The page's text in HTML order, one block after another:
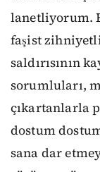
lanetliyorum.
faşist
saldırısının
sorumluları,
çıkartanlarla
dostum
sana dar